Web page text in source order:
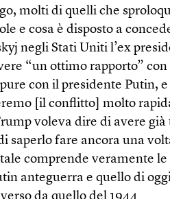
molti di quelli che
e cosa è disposto a
negli Stati Uniti l’ex
“un ottimo rapporto”
pure con il presidente Putin,
[il conflitto] molto
voleva dire di avere
saperlo fare ancora una
comprende veramente
anteguerra e quello di